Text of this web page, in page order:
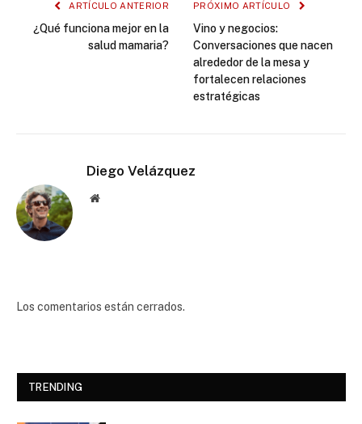
ARTÍCULO ANTERIOR
¿Qué funciona mejor en la
salud mamaria?
PRÓXIMO ARTÍCULO
Vino y negocios:
Conversaciones que nacen
alrededor de la mesa y
fortalecen relaciones
estratégicas
Diego Velázquez
Website
Los comentarios están cerrados.
TRENDING